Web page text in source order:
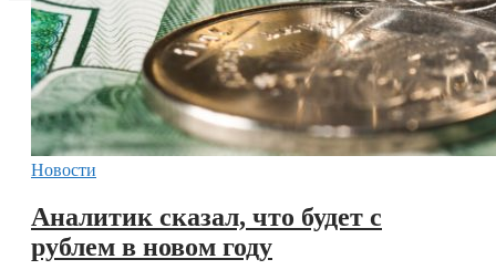
Новости
Аналитик сказал, что будет с
рублем в новом году